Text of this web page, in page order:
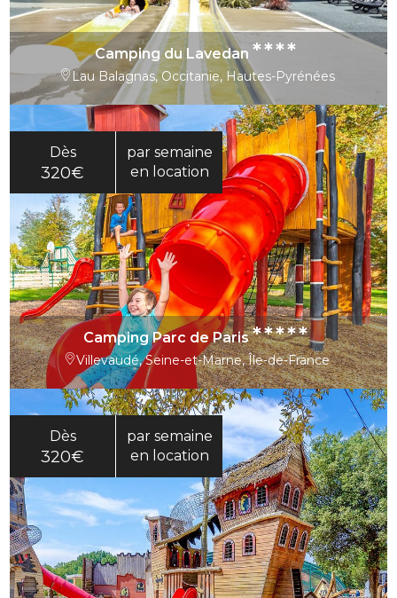
Camping du Lavedan ****
Lau Balagnas, Occitanie, Hautes-Pyrénées
Dès
320€
par semaine
en location
Camping Parc de Paris*****
Villevaudé, Seine-et-Marne, Île-de-France
Dès
320€
par semaine
en location